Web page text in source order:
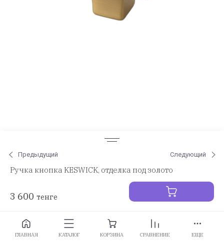
Предыдущий Следующий
Ручка кнопка KESWICK, отделка под золото
3 600 тенге
Заказать
ГЛАВНАЯ КАТАЛОГ КОРЗИНА СРАВНЕНИЕ ЕЩЕ